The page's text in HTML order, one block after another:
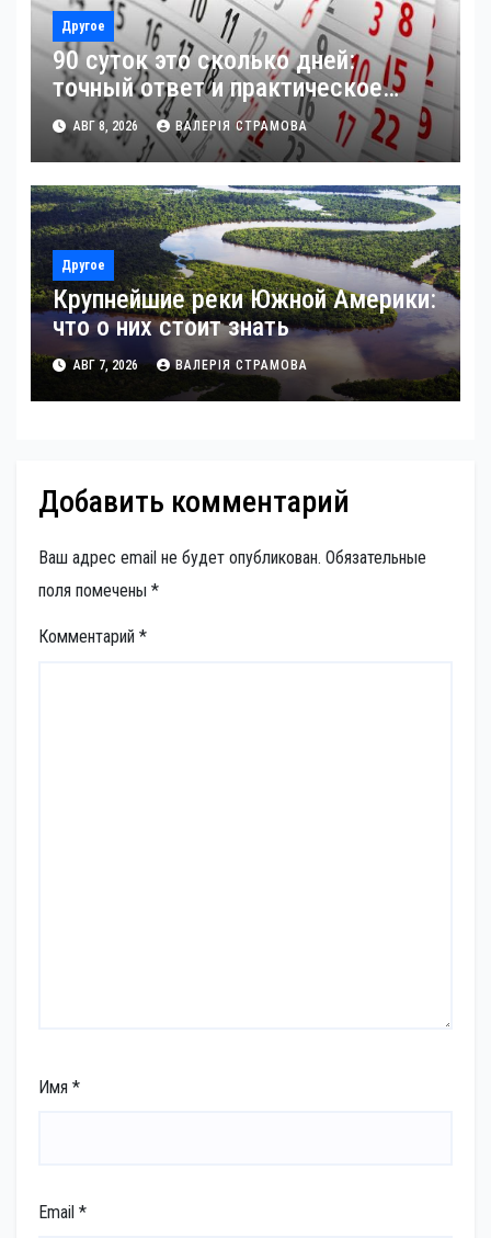
Другое
90 суток это сколько дней:
точный ответ и практическое
применение
АВГ 8, 2026 ВАЛЕРІЯ СТРАМОВА
Другое
Крупнейшие реки Южной Америки:
что о них стоит знать
АВГ 7, 2026 ВАЛЕРІЯ СТРАМОВА
Добавить комментарий
Ваш адрес email не будет опубликован. Обязательные
поля помечены *
Комментарий *
Имя *
Email *